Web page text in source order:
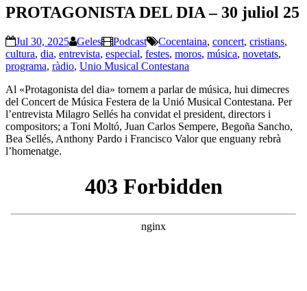
PROTAGONISTA DEL DIA – 30 juliol 25
Jul 30, 2025 Geles Podcast Cocentaina, concert, cristians,
cultura, dia, entrevista, especial, festes, moros, música, novetats,
programa, ràdio, Unio Musical Contestana
Al «Protagonista del dia» tornem a parlar de música, hui dimecres
del Concert de Música Festera de la Unió Musical Contestana. Per
l’entrevista Milagro Sellés ha convidat el president, directors i
compositors; a Toni Moltó, Juan Carlos Sempere, Begoña Sancho,
Bea Sellés, Anthony Pardo i Francisco Valor que enguany rebrà
l’homenatge.